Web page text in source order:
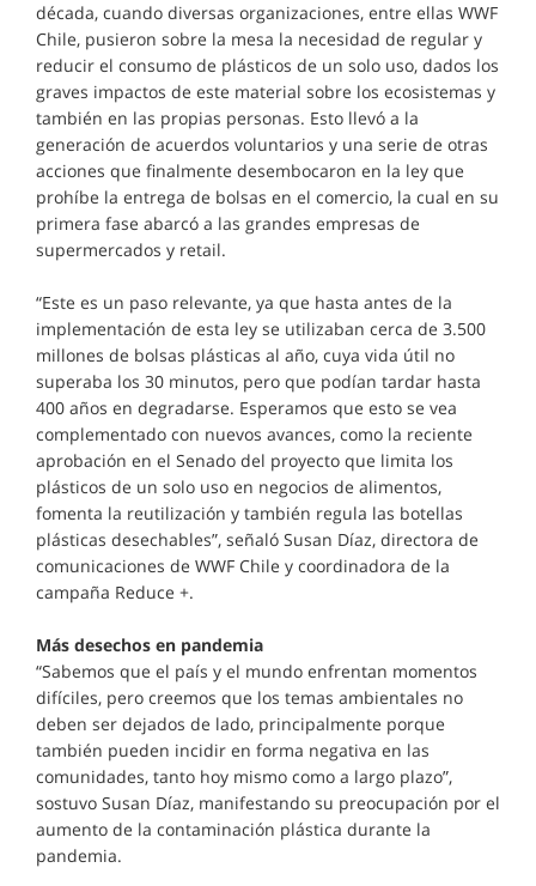
década, cuando diversas organizaciones, entre ellas WWF
Chile, pusieron sobre la mesa la necesidad de regular y
reducir el consumo de plásticos de un solo uso, dados los
graves impactos de este material sobre los ecosistemas y
también en las propias personas. Esto llevó a la
generación de acuerdos voluntarios y una serie de otras
acciones que finalmente desembocaron en la ley que
prohíbe la entrega de bolsas en el comercio, la cual en su
primera fase abarcó a las grandes empresas de
supermercados y retail.
“Este es un paso relevante, ya que hasta antes de la
implementación de esta ley se utilizaban cerca de 3.500
millones de bolsas plásticas al año, cuya vida útil no
superaba los 30 minutos, pero que podían tardar hasta
400 años en degradarse. Esperamos que esto se vea
complementado con nuevos avances, como la reciente
aprobación en el Senado del proyecto que limita los
plásticos de un solo uso en negocios de alimentos,
fomenta la reutilización y también regula las botellas
plásticas desechables”, señaló Susan Díaz, directora de
comunicaciones de WWF Chile y coordinadora de la
campaña Reduce +.
Más desechos en pandemia
“Sabemos que el país y el mundo enfrentan momentos
difíciles, pero creemos que los temas ambientales no
deben ser dejados de lado, principalmente porque
también pueden incidir en forma negativa en las
comunidades, tanto hoy mismo como a largo plazo”,
sostuvo Susan Díaz, manifestando su preocupación por el
aumento de la contaminación plástica durante la
pandemia.